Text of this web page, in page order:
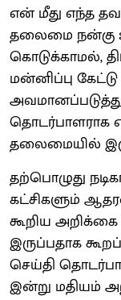
என் மீது எந்த
தலைமை நன்கு
கொடுக்காமல்,
மன்னிப்பு
தொடர்பாளராக
தலைமையில்
தற்பொழுது
கட்சிகளும்
கூறிய அறிக்கை
இருப்பதாக
செய்தி
இன்று மதியம்